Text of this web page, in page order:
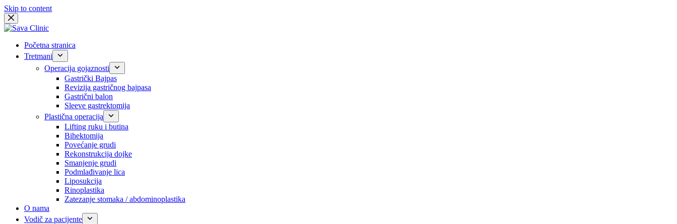
Skip to content
Početna stranica
Tretmani
Operacija gojaznosti
Gastrički Bajpas
Revizija gastričnog bajpasa
Gastrični balon
Sleeve gastrektomija
Plastična operacija
Lifting ruku i butina
Bihektomija
Povećanje grudi
Rekonstrukcija dojke
Smanjenje grudi
Podmlađivanje lica
Liposukcija
Rinoplastika
Zatezanje stomaka / abdominoplastika
O nama
Vodič za pacijente